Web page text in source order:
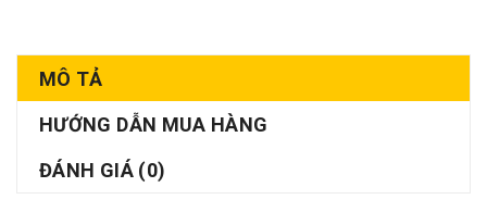
MÔ TẢ
HƯỚNG DẪN MUA HÀNG
ĐÁNH GIÁ (0)